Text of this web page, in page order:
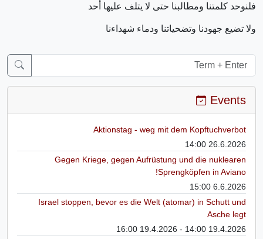
فلنوحد كلمتنا ومطالبنا حتى لا يتلف عليها أحد
ولا تضيع جهودنا وتضحياتنا ودماء شهداءنا
Events
Aktionstag - weg mit dem Kopftuchverbot
26.6.2026 14:00
Gegen Kriege, gegen Aufrüstung und die nuklearen
Sprengköpfen in Aviano!
6.6.2026 15:00
Israel stoppen, bevor es die Welt (atomar) in Schutt und
Asche legt
19.4.2026 14:00 - 19.4.2026 16:00